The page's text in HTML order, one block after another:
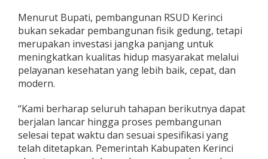
i
Menurut Bupati, pembangunan RSUD Kerinci
bukan sekadar pembangunan fisik gedung, tetapi
merupakan investasi jangka panjang untuk
meningkatkan kualitas hidup masyarakat melalui
pelayanan kesehatan yang lebih baik, cepat, dan
modern.
“Kami berharap seluruh tahapan berikutnya dapat
berjalan lancar hingga proses pembangunan
selesai tepat waktu dan sesuai spesifikasi yang
telah ditetapkan. Pemerintah Kabupaten Kerinci